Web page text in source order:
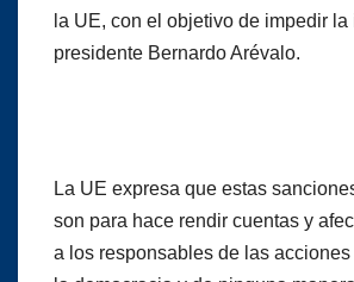
la UE, con el objetivo de impedir la
presidente Bernardo Arévalo.
La UE expresa que estas
son para hace rendir cuentas y
a los responsables de las